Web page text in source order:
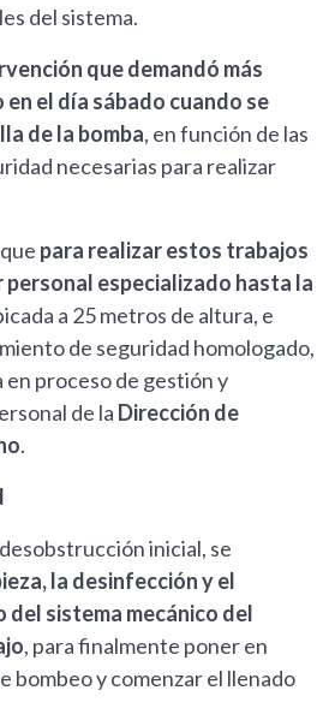
del sistema.
que demandó más
el día sábado cuando se
de la bomba, en función de las
necesarias para realizar
para realizar estos trabajos
personal especializado hasta la
a 25 metros de altura, e
de seguridad homologado,
en proceso de gestión y
de la Dirección de
.
inicial, se
la desinfección y el
sistema mecánico del
, para finalmente poner en
bombeo y comenzar el llenado